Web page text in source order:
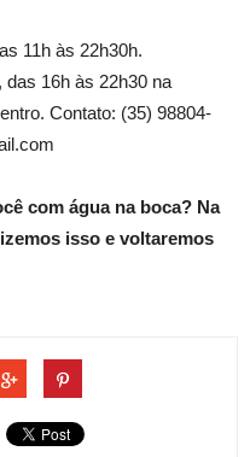
11h às 22h30h.
das 16h às 22h30 na
Contato: (35) 98804-
com água na boca? Na
isso e voltaremos